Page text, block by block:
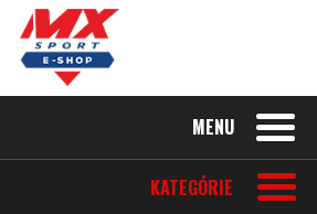
MENU
KATEGÓRIE